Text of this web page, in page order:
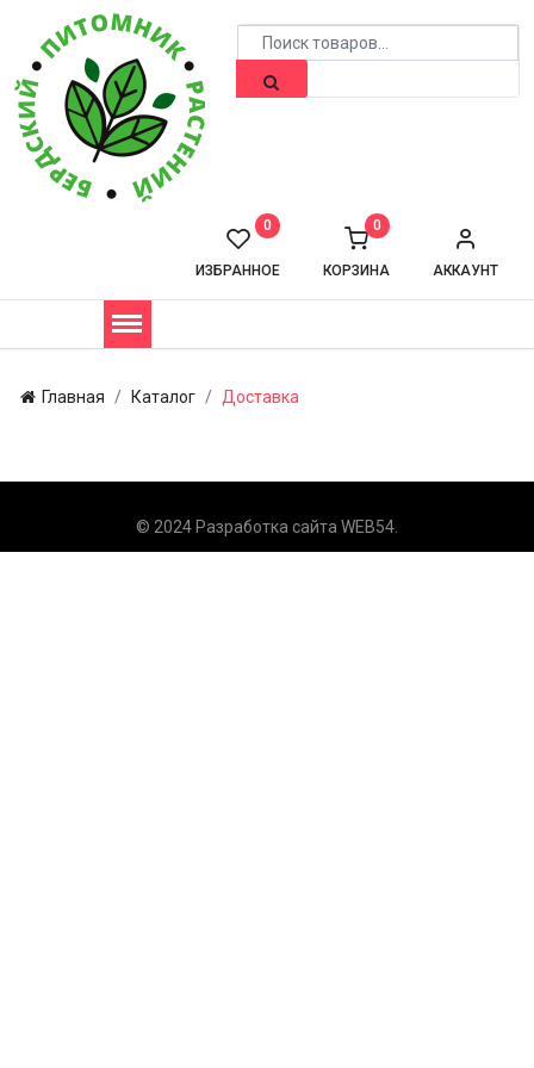
АККАУНТ
КОРЗИНА
0
ИЗБРАННОЕ
0
Главная Каталог Доставка
© 2024 Разработка сайта WEB54